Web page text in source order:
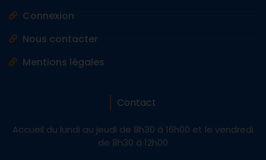
Connexion
Nous contacter
Mentions légales
Contact
Accueil du lundi au jeudi de 8h30 à 16h00 et le vendredi
de 8h30 à 12h00